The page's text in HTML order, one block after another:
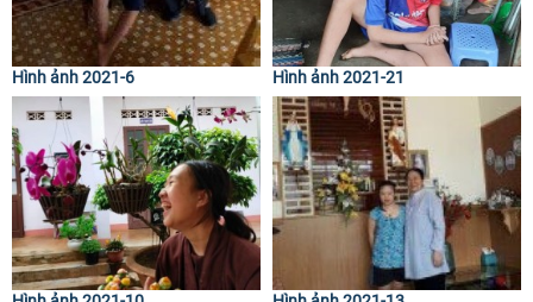
Hình ảnh 2021-6 Hình ảnh 2021-21